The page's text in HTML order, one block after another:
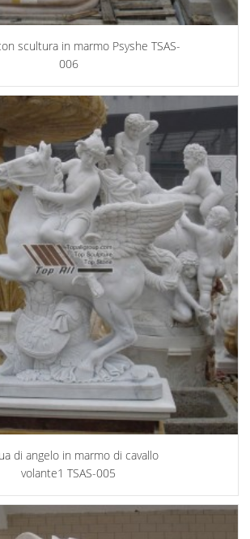
scultura in marmo Psyshe TSAS-
006
di angelo in marmo di cavallo
volante1 TSAS-005